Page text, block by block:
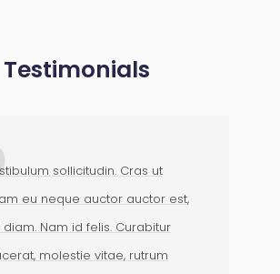
Testimonials
sollicitudin. Cras ut
eu neque auctor auctor est,
diam. Nam id felis. Curabitur
molestie vitae, rutrum